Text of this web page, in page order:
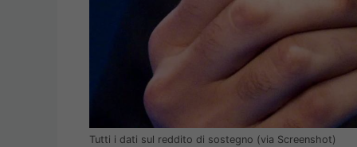
Tutti i dati sul reddito di sostegno (via Screenshot)